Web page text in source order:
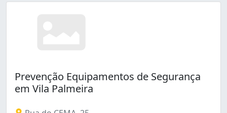
Prevenção Equipamentos de Segurança
em Vila Palmeira